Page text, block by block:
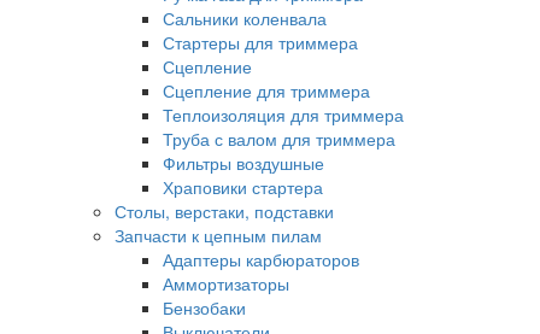
Сальники коленвала
Стартеры для триммера
Сцепление
Сцепление для триммера
Теплоизоляция для триммера
Труба с валом для триммера
Фильтры воздушные
Храповики стартера
Столы, верстаки, подставки
Запчасти к цепным пилам
Адаптеры карбюраторов
Аммортизаторы
Бензобаки